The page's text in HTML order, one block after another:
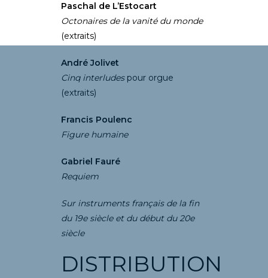
Paschal de L’Estocart
Octonaires de la vanité du monde
(extraits)
André Jolivet
Cinq interludespour orgue
(extraits)
Francis Poulenc
Figure humaine
Gabriel Fauré
Requiem
Sur instruments français de la fin
du 19e siècle et du début du 20e
siècle
DISTRIBUTION